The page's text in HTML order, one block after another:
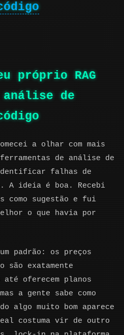
próprio RAG
análise de
a olhar com mais
de análise de
identificar falhas de
A ideia é boa. Recebi
como sugestão e fui
o que havia por
padrão: os preços
são exatamente
oferecem planos
a gente sabe como
algo muito bom aparece
costuma vir de outro